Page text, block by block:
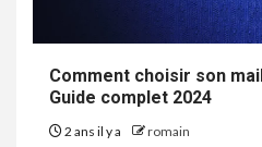
Comment choisir son
Guide complet 2024
2 ans il y a romain